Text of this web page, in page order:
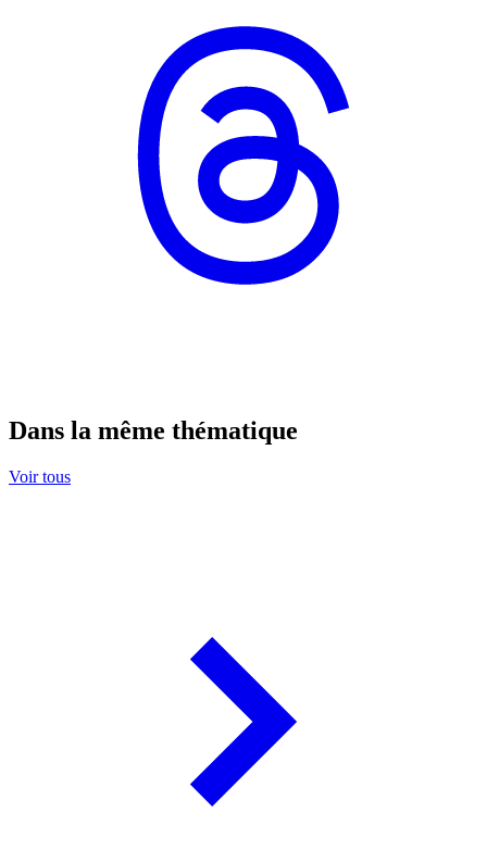
Dans la même thématique
Voir tous